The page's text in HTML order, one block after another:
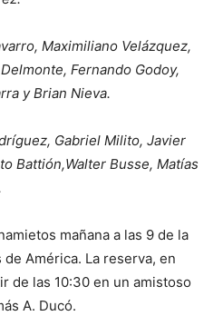
Maximiliano Velázquez,
Fernando Godoy,
y Brian Nieva.
Gabriel Milito, Javier
Battión,Walter Busse, Matías
mañana a las 9 de la
América. La reserva, en
de las 10:30 en un amistoso
A. Ducó.